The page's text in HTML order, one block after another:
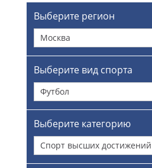
Выберите регион
Москва
Выберите вид спорта
Футбол
Выберите категорию
Спорт высших достижений